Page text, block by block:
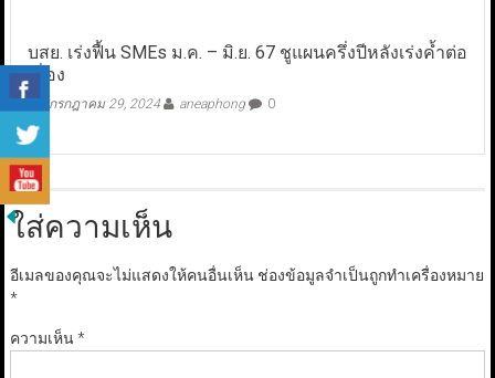
บสย. เร่งฟื้น SMEs ม.ค. – มิ.ย. 67 ชูแผนครึ่งปีหลังเร่งค้ำต่อ
เนื่อง
กรกฎาคม 29, 2024 aneaphong 0
ใส่ความเห็น
อีเมลของคุณจะไม่แสดงให้คนอื่นเห็น ช่องข้อมูลจำเป็นถูกทำเครื่องหมาย
*
ความเห็น*